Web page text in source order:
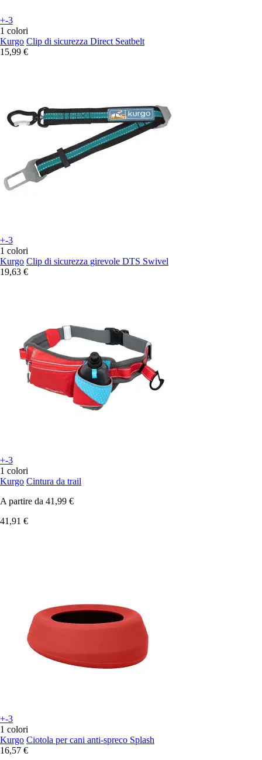
+-3
1 colori
Kurgo Clip di sicurezza Direct Seatbelt
15,99 €
+-3
1 colori
Kurgo Clip di sicurezza girevole DTS Swivel
19,63 €
+-3
1 colori
Kurgo Cintura da trail
A partire da 41,99 €
41,91 €
+-3
1 colori
Kurgo Ciotola per cani anti-spreco Splash
16,57 €